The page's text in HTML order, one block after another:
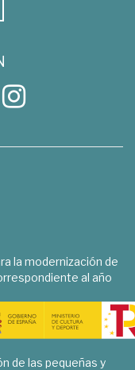
la modernización de
al año
de las pequeñas y